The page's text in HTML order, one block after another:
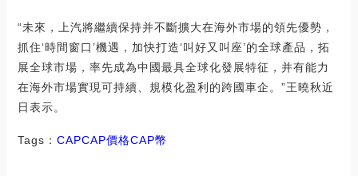
“未來，上汽將繼續保持并不斷擴大在海外市場的領先優勢，
抓住‘時間窗口’機遇，加快打造‘叫好又叫座’的全球產品，拓
展全球市場，率先成為中國最具全球化發展特征，并有能力
在海外市場實現可持續、規模化盈利的跨國車企。”王曉秋近
日表示。
Tags： CAPCAP價格CAP幣